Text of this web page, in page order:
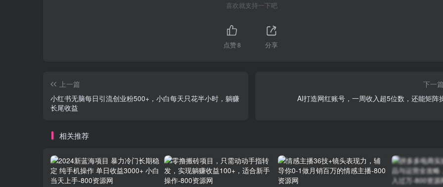
喜欢就支持一下吧
点赞8 分享
上一篇
小红书无脑每日引流创业粉500+，小白每天只花半小时，躺赚
长尾收益
下一
AI打造网红账号，一周收入超5位数，还能矩阵
相关推荐